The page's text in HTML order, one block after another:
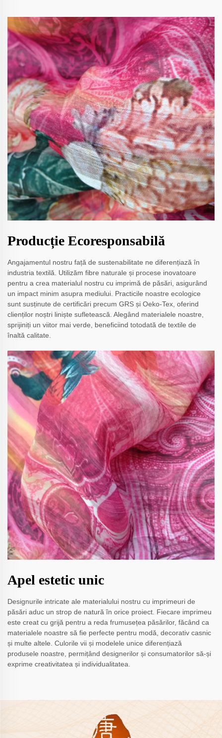
Producție Ecoresponsabilă
Angajamentul nostru față de sustenabilitate ne diferențiază în
industria textilă. Utilizăm fibre naturale și procese inovatoare
pentru a crea materialul nostru cu imprimă de păsări, asigurând
un impact minim asupra mediului. Practicile noastre ecologice
sunt susținute de certificări precum GRS și Oeko-Tex, oferind
clienților noștri liniște sufletească. Alegând materialele noastre,
sprijiniți un viitor mai verde, beneficiind totodată de textile de
înaltă calitate.
Apel estetic unic
Designurile intricate ale materialului nostru cu imprimeuri de
păsări aduc un strop de natură în orice proiect. Fiecare imprimeu
este creat cu grijă pentru a reda frumusețea păsărilor, făcând ca
materialele noastre să fie perfecte pentru modă, decorativ casnic
și multe altele. Culorile vii și modelele unice diferențiază
produsele noastre, permițând designerilor și consumatorilor să-și
exprime creativitatea și individualitatea.